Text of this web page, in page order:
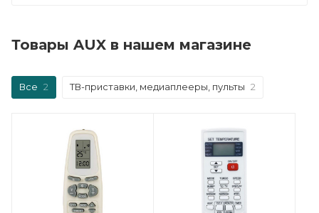
Товары AUX в нашем магазине
Все 2 ТВ-приставки, медиаплееры, пульты 2